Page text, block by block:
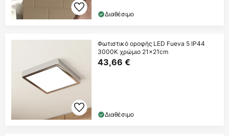
Διαθέσιμο
Φωτιστικό οροφής LED Fueva 5 IP44
3000K χρώμιο 21x21cm
43,66 €
Διαθέσιμο